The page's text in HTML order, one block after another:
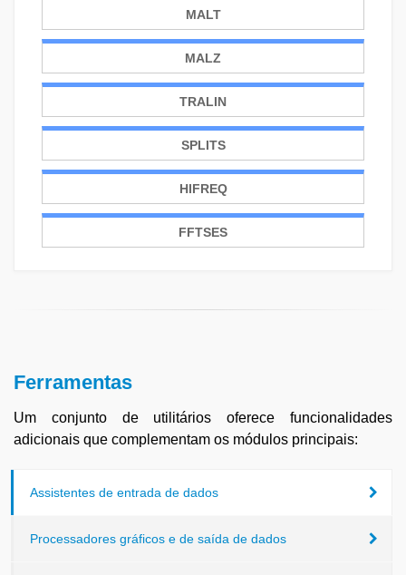
MALT
MALZ
TRALIN
SPLITS
HIFREQ
FFTSES
Ferramentas
Um conjunto de utilitários oferece funcionalidades
adicionais que complementam os módulos principais:
Assistentes de entrada de dados
Processadores gráficos e de saída de dados